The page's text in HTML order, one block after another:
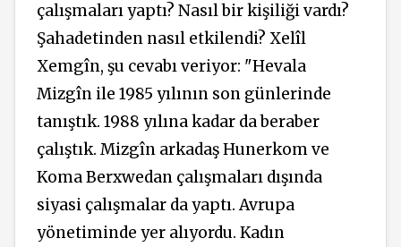
çalışmaları yaptı? Nasıl bir kişiliği vardı?
Şahadetinden nasıl etkilendi? Xelîl
Xemgîn, şu cevabı veriyor: "Hevala
Mizgîn ile 1985 yılının son günlerinde
tanıştık. 1988 yılına kadar da beraber
çalıştık. Mizgîn arkadaş Hunerkom ve
Koma Berxwedan çalışmaları dışında
siyasi çalışmalar da yaptı. Avrupa
yönetiminde yer alıyordu. Kadın